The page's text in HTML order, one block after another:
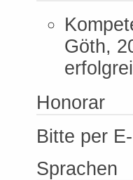
Göth,
Honorar
Bitte per
Sprachen